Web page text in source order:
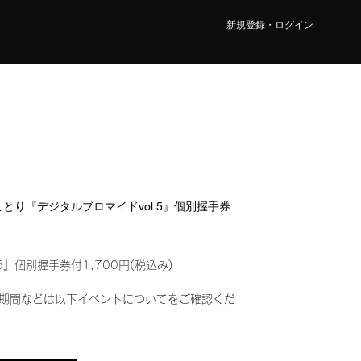
新規登録・ログイン
とり『デジタルブロマイドvol.5』個別握手券
』個別握手券付1,700円(税込み)
間などは以下イベントについてをご確認くだ